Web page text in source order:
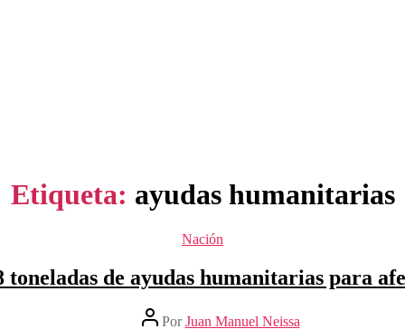
Etiqueta: ayudas humanitarias
Categorías
Nación
de ayudas humanitarias para
AutorPorJuan Manuel Neissa